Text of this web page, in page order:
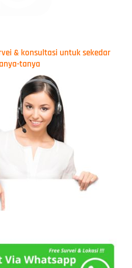
& konsultasi untuk sekedar
tanya